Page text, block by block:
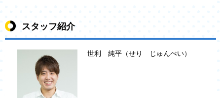
スタッフ紹介
世利 純平（せり じゅんぺい）